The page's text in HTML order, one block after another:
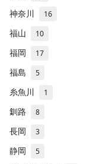
神奈川 16
福山 10
福岡 17
福島 5
糸魚川 1
釧路 8
長岡 3
静岡 5